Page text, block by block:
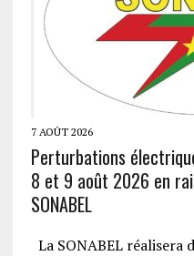
7 AOÛT 2026
Perturbations
8 et 9 août 2026 en
SONABEL
La SONABEL réalisera